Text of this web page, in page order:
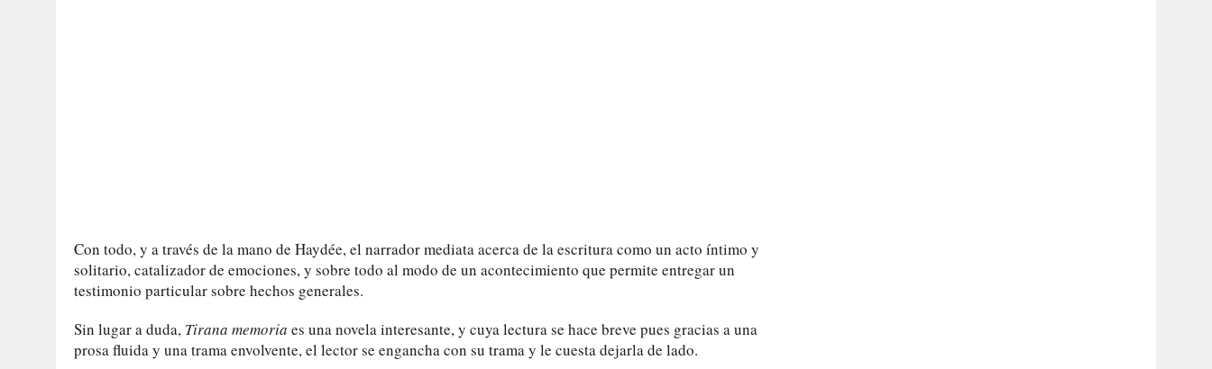
Con todo, y a través de la mano de Haydée, el narrador mediata acerca de la escritura como un acto íntimo y
solitario, catalizador de emociones, y sobre todo al modo de un acontecimiento que permite entregar un
testimonio particular sobre hechos generales.
Sin lugar a duda, Tirana memoria es una novela interesante, y cuya lectura se hace breve pues gracias a una
prosa fluida y una trama envolvente, el lector se engancha con su trama y le cuesta dejarla de lado.